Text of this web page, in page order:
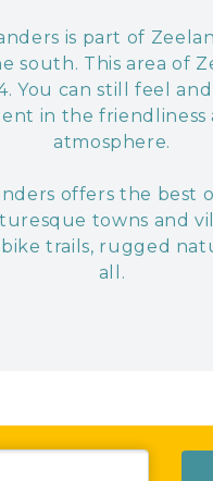
is part of
south. This area of
You can still feel
in the friendliness
atmosphere.
offers the best
towns and
trails, rugged
all.